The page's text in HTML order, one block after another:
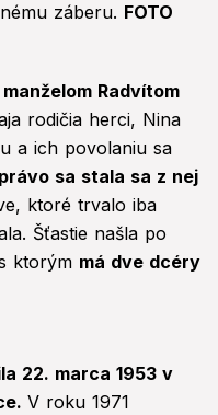
záberu. FOTO
Radvítom
rodičia herci, Nina
a ich povolaniu sa
sa stala sa z nej
ktoré trvalo iba
Šťastie našla po
ktorým má dve dcéry
22. marca 1953 v
V roku 1971